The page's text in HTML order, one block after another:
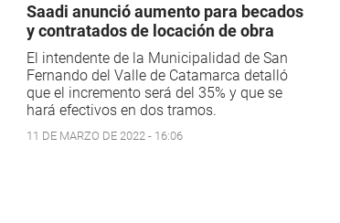
Saadi anunció aumento para becados
y contratados de locación de obra
El intendente de la Municipalidad de San
Fernando del Valle de Catamarca detalló
que el incremento será del 35% y que se
hará efectivos en dos tramos.
11 DE MARZO DE 2022 - 16:06